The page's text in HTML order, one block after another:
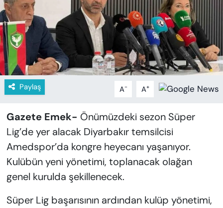
Paylaş A- A+
Gazete Emek- Önümüzdeki sezon Süper
Lig’de yer alacak Diyarbakır temsilcisi
Amedspor’da kongre heyecanı yaşanıyor.
Kulübün yeni yönetimi, toplanacak olağan
genel kurulda şekillenecek.
Süper Lig başarısının ardından kulüp yönetimi,
KÜLTÜR-SANAT
MAGAZİN
ÖZEL HABER
YAZAR KÖŞESİ
SİYASET
VAN VE DİYARBAKIR HABERLERİ